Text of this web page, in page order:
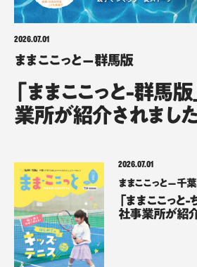
2026.07.01
ままここっと – 群馬版
「ままここっと-群馬
業所が紹介されました
2026.07.01
ままここっと – 千
「ままここっと
社事業所が紹介